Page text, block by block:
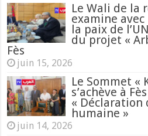
Le Wali de la
examine avec
la paix de
du projet «
Fès
juin 15, 2026
Le Sommet «
s’achève à
« Déclaration
humaine »
juin 14, 2026